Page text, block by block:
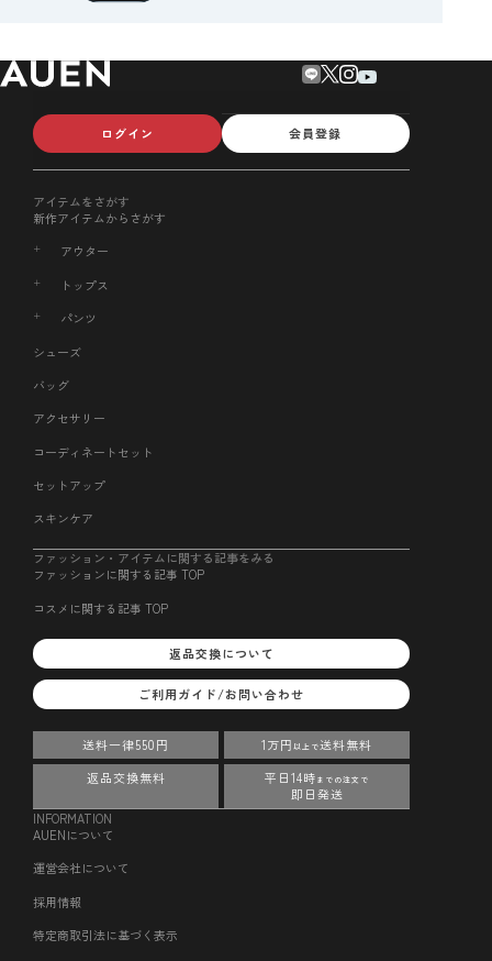
ログイン 会員登録
アイテムをさがす
新作アイテムからさがす
アウター
トップス
パンツ
シューズ
バッグ
アクセサリー
コーディネートセット
セットアップ
スキンケア
ファッション・アイテムに関する記事をみる
ファッションに関する記事 TOP
コスメに関する記事 TOP
返品交換について
ご利用ガイド/お問い合わせ
送料一律550円 1万円 以上で送料無料
返品交換無料
平日14時 までの注文で
即日発送
INFORMATION
AUENについて
運営会社について
採用情報
特定商取引法に基づく表示